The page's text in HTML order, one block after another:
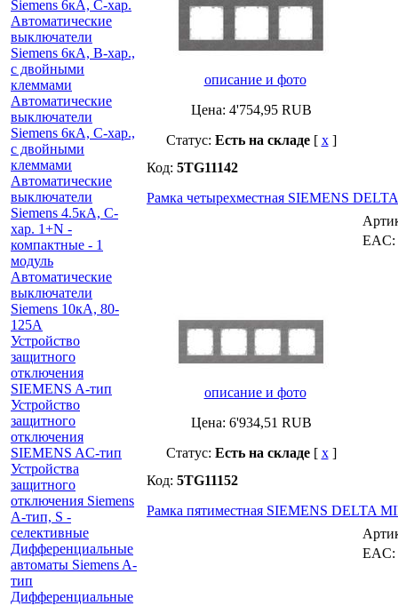
Siemens 6кА, С-хар.
Автоматические
выключатели
Siemens 6кА, B-хар.,
с двойными
клеммами
Автоматические
выключатели
Siemens 6кА, C-хар.,
с двойными
клеммами
Автоматические
выключатели
Siemens 4.5кА, C-
хар. 1+N -
компактные - 1
модуль
Автоматические
выключатели
Siemens 10кА, 80-
125A
Устройство
защитного
отключения
SIEMENS A-тип
Устройство
защитного
отключения
SIEMENS AС-тип
Устройства
защитного
отключения Siemens
A-тип, S -
селективные
Дифференциальные
автоматы Siemens A-
тип
Дифференциальные
описание и фото
Цена: 4'754,95RUB
Статус: Есть на складе[ x]
Код: 5TG11142
Рамка четырехместная SIEMENS
описание и фото
Цена: 6'934,51 RUB
Статус: Есть на складе[ x]
EAC:
Код: 5TG11152
Рамка пятиместная SIEMENS DELTA
EAC: